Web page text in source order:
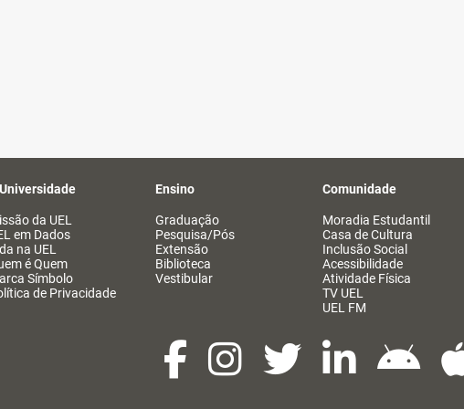
da UEL
em Dados
na UEL
é Quem
Símbolo
de Privacidade
Ensino
Graduação
Pesquisa/Pós
Extensão
Biblioteca
Vestibular
Comunidade
Moradia Estudantil
Casa de Cultura
Inclusão Social
Acessibilidade
Atividade Física
TV UEL
UEL FM